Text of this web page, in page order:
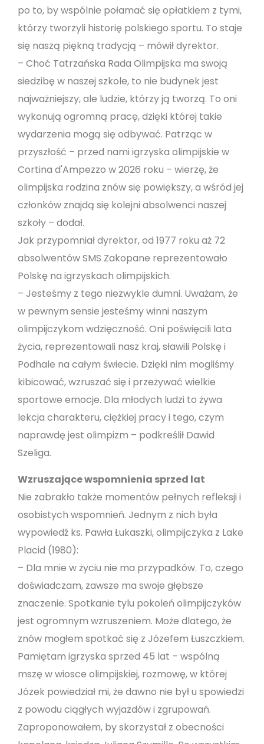
po to, by wspólnie połamać się opłatkiem z tymi,
którzy tworzyli historię polskiego sportu. To staje
się naszą piękną tradycją – mówił dyrektor.
– Choć Tatrzańska Rada Olimpijska ma swoją
siedzibę w naszej szkole, to nie budynek jest
najważniejszy, ale ludzie, którzy ją tworzą. To oni
wykonują ogromną pracę, dzięki której takie
wydarzenia mogą się odbywać. Patrząc w
przyszłość – przed nami igrzyska olimpijskie w
Cortina d'Ampezzo w 2026 roku – wierzę, że
olimpijska rodzina znów się powiększy, a wśród jej
członków znajdą się kolejni absolwenci naszej
szkoły – dodał.
Jak przypomniał dyrektor, od 1977 roku aż 72
absolwentów SMS Zakopane reprezentowało
Polskę na igrzyskach olimpijskich.
– Jesteśmy z tego niezwykle dumni. Uważam, że
w pewnym sensie jesteśmy winni naszym
olimpijczykom wdzięczność. Oni poświęcili lata
życia, reprezentowali nasz kraj, sławili Polskę i
Podhale na całym świecie. Dzięki nim mogliśmy
kibicować, wzruszać się i przeżywać wielkie
sportowe emocje. Dla młodych ludzi to żywa
lekcja charakteru, ciężkiej pracy i tego, czym
naprawdę jest olimpizm – podkreślił Dawid
Szeliga.
Wzruszające wspomnienia sprzed lat
Nie zabrakło także momentów pełnych refleksji i
osobistych wspomnień. Jednym z nich była
wypowiedź ks. Pawła Łukaszki, olimpijczyka z Lake
Placid (1980):
– Dla mnie w życiu nie ma przypadków. To, czego
doświadczam, zawsze ma swoje głębsze
znaczenie. Spotkanie tylu pokoleń olimpijczyków
jest ogromnym wzruszeniem. Może dlatego, że
znów mogłem spotkać się z Józefem Łuszczkiem.
Pamiętam igrzyska sprzed 45 lat – wspólną
mszę w wiosce olimpijskiej, rozmowę, w której
Józek powiedział mi, że dawno nie był u spowiedzi
z powodu ciągłych wyjazdów i zgrupowań.
Zaproponowałem, by skorzystał z obecności